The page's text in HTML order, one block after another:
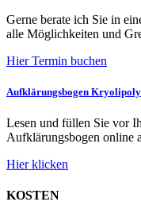
Gerne berate ich Sie in
alle Möglichkeiten und
Hier Termin buchen
Aufklärungsbogen
Lesen und füllen Sie vor
Aufklärungsbogen online
Hier klicken
KOSTEN